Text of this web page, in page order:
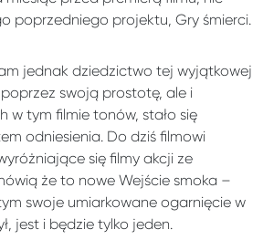
poprzedniego projektu, Gry śmierci.
jednak dziedzictwo tej wyjątkowej
swoją prostotę, ale i
tym filmie tonów, stało się
odniesienia. Do dziś filmowi
się filmy akcji ze
że to nowe Wejście smoka –
swoje umiarkowane ogarnięcie w
jest i będzie tylko jeden.